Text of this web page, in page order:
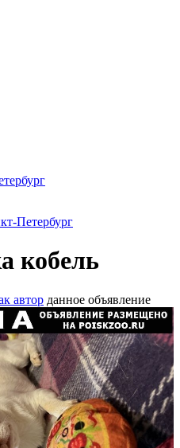
Петербург
кобель
автор данное объявление